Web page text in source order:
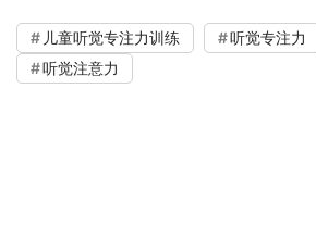
儿童听觉专注力训练 听觉专注力
听觉注意力